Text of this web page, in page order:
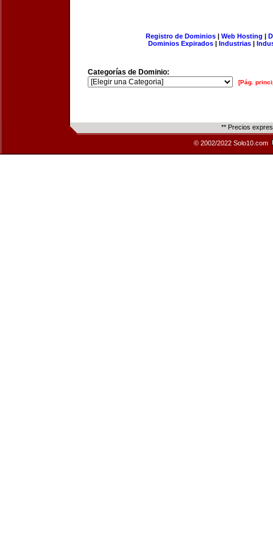
Registro de Dominios| Web Hosting |
Dominios Expirados | Industrias |
Categorías de Dominio:
[Pág.
** Precios
© 2002/2022 Solo10.com